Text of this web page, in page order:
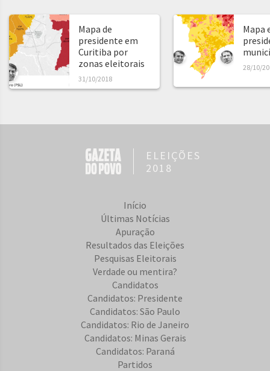
Mapa de
presidente em
Curitiba por
zonas eleitorais
31/10/2018
Mapa
28/10/
ELEIÇÕES
2018
Início
Últimas Notícias
Apuração
Resultados das Eleições
Pesquisas Eleitorais
Verdade ou mentira?
Candidatos
Candidatos: Presidente
Candidatos: São Paulo
Candidatos: Rio de Janeiro
Candidatos: Minas Gerais
Candidatos: Paraná
Partidos